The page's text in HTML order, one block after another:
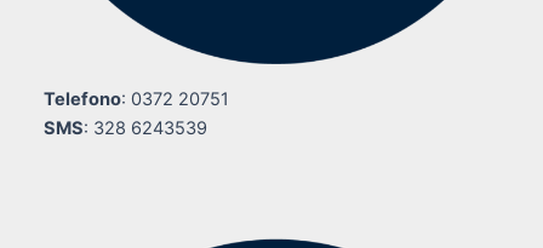
Telefono: 0372 20751
SMS: 328 6243539